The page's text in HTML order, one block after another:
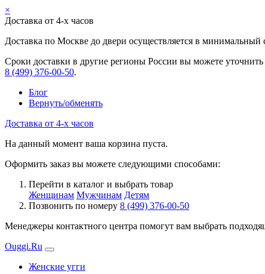
×
Доставка от 4-х часов
Доставка по Москве до двери осуществляется в минимальный
Сроки доставки в другие регионы России вы можете
8 (499) 376-00-50.
Блог
Вернуть/обменять
Доставка от 4-х часов
На данный момент ваша корзина пуста.
Оформить заказ вы можете следующими способами:
Перейти в каталог и выбрать товар
Женщинам Мужчинам Детям
Позвонить по номеру 8 (499) 376-00-50
Менеджеры контактного центра помогут вам выбрать
Ouggi.Ru
Женские угги